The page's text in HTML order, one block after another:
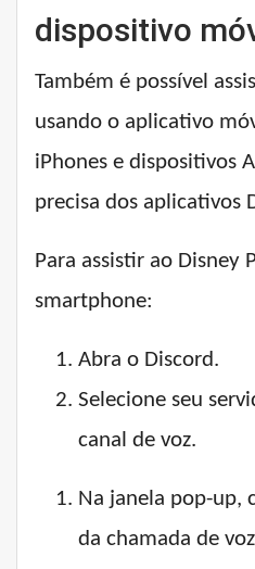
dispositivo
Também é possível
usando o aplicativo
iPhones e dispositivos
precisa dos aplicativos
Para assistir ao Disney
smartphone:
Abra o Discord.
Selecione seu
canal de voz.
Na janela pop-up,
da chamada de